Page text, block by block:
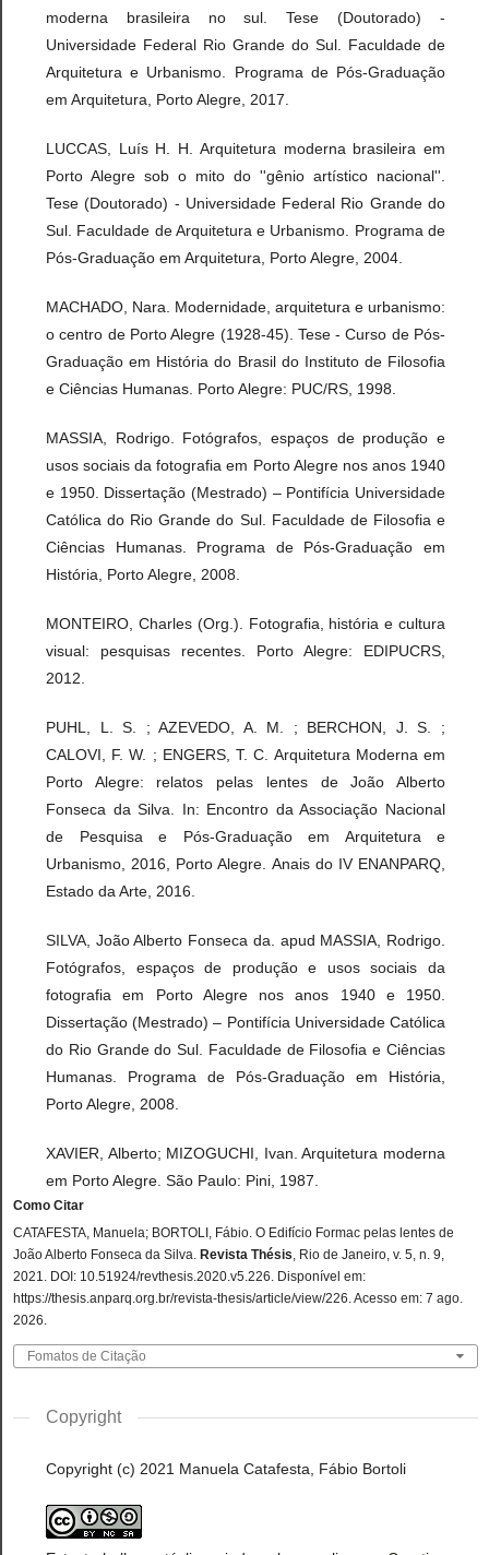
moderna brasileira no sul. Tese (Doutorado) -
Universidade Federal Rio Grande do Sul. Faculdade de
Arquitetura e Urbanismo. Programa de Pós-Graduação
em Arquitetura, Porto Alegre, 2017.
LUCCAS, Luís H. H. Arquitetura moderna brasileira em
Porto Alegre sob o mito do ''gênio artístico nacional''.
Tese (Doutorado) - Universidade Federal Rio Grande do
Sul. Faculdade de Arquitetura e Urbanismo. Programa de
Pós-Graduação em Arquitetura, Porto Alegre, 2004.
MACHADO, Nara. Modernidade, arquitetura e urbanismo:
o centro de Porto Alegre (1928-45). Tese - Curso de Pós-
Graduação em História do Brasil do Instituto de Filosofia
e Ciências Humanas. Porto Alegre: PUC/RS, 1998.
MASSIA, Rodrigo. Fotógrafos, espaços de produção e
usos sociais da fotografia em Porto Alegre nos anos 1940
e 1950. Dissertação (Mestrado) – Pontifícia Universidade
Católica do Rio Grande do Sul. Faculdade de Filosofia e
Ciências Humanas. Programa de Pós-Graduação em
História, Porto Alegre, 2008.
MONTEIRO, Charles (Org.). Fotografia, história e cultura
visual: pesquisas recentes. Porto Alegre: EDIPUCRS,
2012.
PUHL, L. S. ; AZEVEDO, A. M. ; BERCHON, J. S. ;
CALOVI, F. W. ; ENGERS, T. C. Arquitetura Moderna em
Porto Alegre: relatos pelas lentes de João Alberto
Fonseca da Silva. In: Encontro da Associação Nacional
de Pesquisa e Pós-Graduação em Arquitetura e
Urbanismo, 2016, Porto Alegre. Anais do IV ENANPARQ,
Estado da Arte, 2016.
SILVA, João Alberto Fonseca da. apud MASSIA, Rodrigo.
Fotógrafos, espaços de produção e usos sociais da
fotografia em Porto Alegre nos anos 1940 e 1950.
Dissertação (Mestrado) – Pontifícia Universidade Católica
do Rio Grande do Sul. Faculdade de Filosofia e Ciências
Humanas. Programa de Pós-Graduação em História,
Porto Alegre, 2008.
XAVIER, Alberto; MIZOGUCHI, Ivan. Arquitetura moderna
em Porto Alegre. São Paulo: Pini, 1987.
Como Citar
CATAFESTA, Manuela; BORTOLI, Fábio. O Edifício Formac pelas lentes de
João Alberto Fonseca da Silva. Revista Thésis, Rio de Janeiro, v. 5, n. 9,
2021. DOI: 10.51924/revthesis.2020.v5.226. Disponível em:
https://thesis.anparq.org.br/revista-thesis/article/view/226. Acesso em: 7 ago.
2026.
Fomatos de Citação
Copyright
Copyright (c) 2021 Manuela Catafesta, Fábio Bortoli